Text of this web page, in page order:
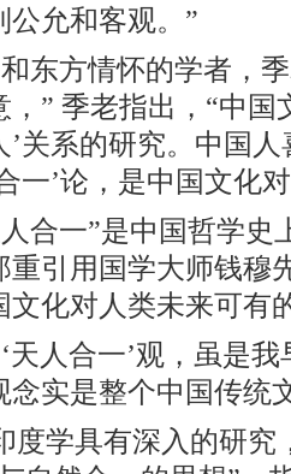
公允和客观。”
东方情怀的学者，
” 季老指出，“中国
’关系的研究。中国人
一’论，是中国文化
合一”是中国哲学史
重引用国学大师钱穆
化对人类未来可有
天人合一’观，虽是
念实是整个中国传统
度学具有深入的研究